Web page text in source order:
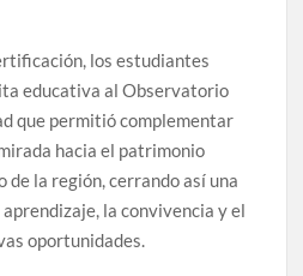
los estudiantes
educativa al Observatorio
que permitió complementar
hacia el patrimonio
la región, cerrando así una
la convivencia y el
oportunidades.